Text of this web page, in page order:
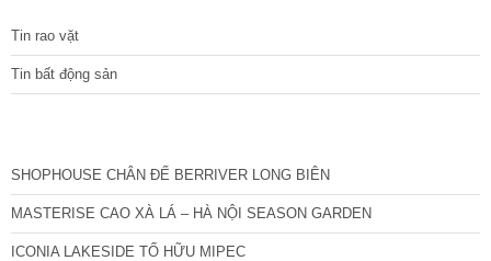
Tin rao vặt
Tin bất động sản
SHOPHOUSE CHÂN ĐẾ BERRIVER LONG BIÊN
MASTERISE CAO XÀ LÁ – HÀ NỘI SEASON GARDEN
ICONIA LAKESIDE TỐ HỮU MIPEC